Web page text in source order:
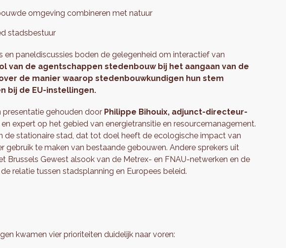
omgeving combineren met natuur
stadsbestuur
en paneldiscussies boden de gelegenheid om interactief van
van de agentschappen stedenbouw bij het aangaan van de
de manier waarop stedenbouwkundigen hun stem
bij de EU-instellingen.
presentatie gehouden door Philippe Bihouix, adjunct-directeur-
en expert op het gebied van energietransitie en resourcemanagement.
de stationaire stad, dat tot doel heeft de ecologische impact van
gebruik te maken van bestaande gebouwen. Andere sprekers uit
Brussels Gewest alsook van de Metrex- en FNAU-netwerken en de
relatie tussen stadsplanning en Europees beleid.
kwamen vier prioriteiten duidelijk naar voren: